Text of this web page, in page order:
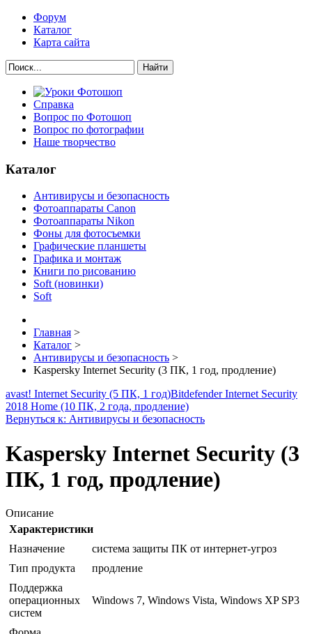
Форум
Каталог
Карта сайта
Найти
Справка
Вопрос по Фотошоп
Вопрос по фотографии
Наше творчество
Каталог
Антивирусы и безопасность
Фотоаппараты Canon
Фотоаппараты Nikon
Фоны для фотосъемки
Графические планшеты
Графика и монтаж
Книги по рисованию
Soft (новинки)
Soft
Главная >
Каталог >
Антивирусы и безопасность >
Kaspersky Internet Security (3 ПК, 1 год, продление)
avast! Internet Security (5 ПК, 1 год)Bitdefender Internet Security
2018 Home (10 ПК, 2 года, продление)
Вернуться к: Антивирусы и безопасность
Kaspersky Internet Security (3
ПК, 1 год, продление)
Описание
Характеристики
Назначение
система защиты ПК от интернет-угроз
Тип продукта
продление
Поддержка
операционных
систем
Windows 7, Windows Vista, Windows XP SP3